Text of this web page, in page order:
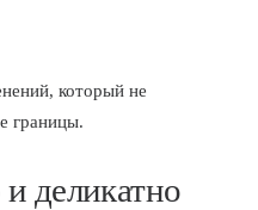
который не
границы.
деликатно